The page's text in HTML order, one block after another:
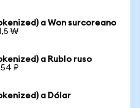
a Won surcoreano
₩
a Rublo ruso
₽
a Dólar